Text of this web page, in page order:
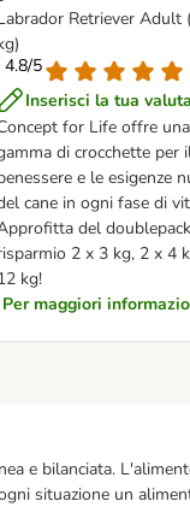
Retriever Adult
4.8/5
Inserisci la tua
for Life offre
di crocchette per
e le esigenze
cane in ogni fase di
del doublepack
2 x 3 kg, 2 x 4
kg!
Per maggiori
e bilanciata.
situazione un